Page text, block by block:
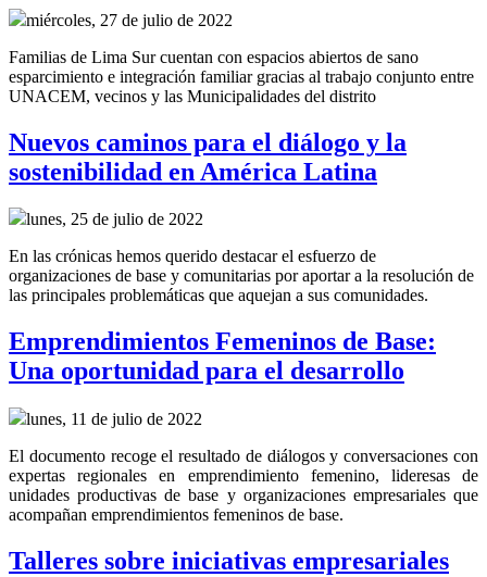
miércoles, 27 de julio de 2022
Familias de Lima Sur cuentan con espacios abiertos de sano
esparcimiento e integración familiar gracias al trabajo conjunto entre
UNACEM, vecinos y las Municipalidades del distrito
Nuevos caminos para el diálogo y la
sostenibilidad en América Latina
lunes, 25 de julio de 2022
En las crónicas hemos querido destacar el esfuerzo de
organizaciones de base y comunitarias por aportar a la resolución de
las principales problemáticas que aquejan a sus comunidades.
Emprendimientos Femeninos de Base:
Una oportunidad para el desarrollo
lunes, 11 de julio de 2022
El documento recoge el resultado de diálogos y conversaciones con
expertas regionales en emprendimiento femenino, lideresas de
unidades productivas de base y organizaciones empresariales que
acompañan emprendimientos femeninos de base.
Talleres sobre iniciativas empresariales